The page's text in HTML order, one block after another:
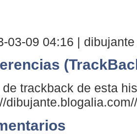
03-09 04:16 |
de trackback de esta